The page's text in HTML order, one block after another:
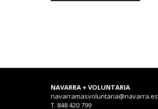
NAVARRA + VOLUNTARIA
navarramasvoluntaria@navarra.es
T. 848 420 799